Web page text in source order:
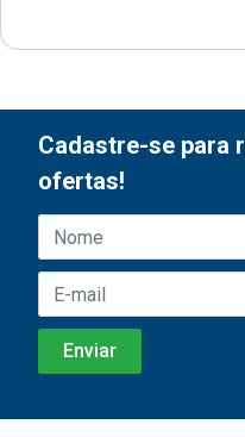
Cadastre-se para
ofertas!